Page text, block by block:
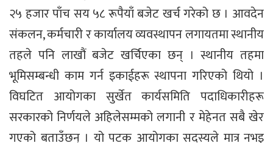
२५ हजार पाँच सय ५८ रूपैयाँ बजेट खर्च गरेको छ । आवदेन
संकलन, कर्मचारी र कार्यालय व्यवस्थापन लगायतमा स्थानीय
तहले पनि लाखौं बजेट खर्चिएका छन् । स्थानीय तहमा
भूमिसम्बन्धी काम गर्न इकाईहरू स्थापना गरिएको थियो ।
विघटित आयोगका सुर्खेत कार्यसमिति पदाधिकारीहरू
सरकारको निर्णयले अहिलेसम्मको लगानी र मेहेनत सबै खेर
गएको बताउँछन् । यो पटक आयोगका सदस्यले मात्र नभइ